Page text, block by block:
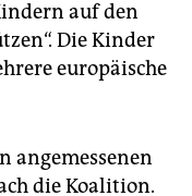
auf den
Die Kinder
europäische
angemessenen
die Koalition.